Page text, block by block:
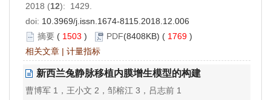
2018 (12): 1429.
doi: 10.3969/j.issn.1674-8115.2018.12.006
摘要 ( 1503 ) PDF(8408KB) ( 1769 )
相关文章 | 计量指标
新西兰兔静脉移植内膜增生模型的构建
曹博军 1，王小文 2，邹榕江 3，吕志前 1